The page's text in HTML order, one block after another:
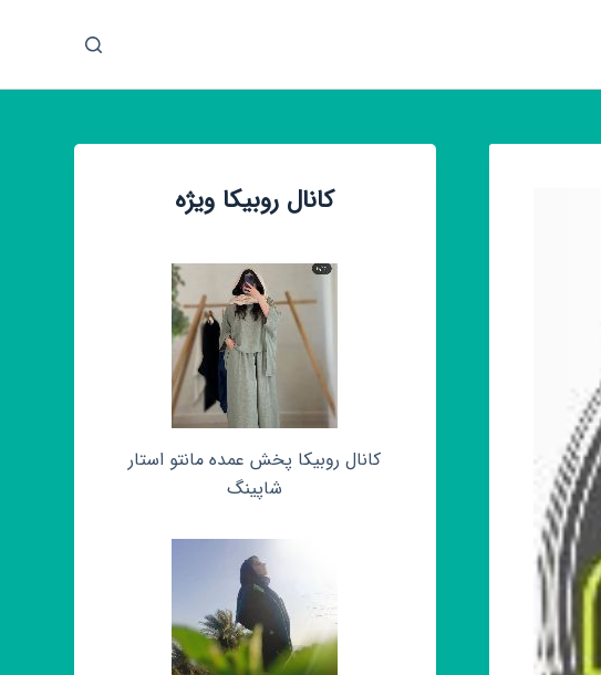
ش
کانال روبیکا ویژه
کانال روبیکا پخش عمده مانتو استار
شاپینگ